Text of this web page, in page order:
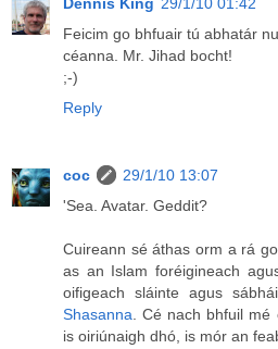
Feicim go bhfuair tú abhatár
céanna. Mr. Jihad bocht!
;-)
Reply
coc
29/1/10 13:07
'Sea. Avatar. Geddit?
Cuireann sé áthas orm a rá
as an Islam foréigineach
oifigeach sláinte agus
Shasanna . Cé nach bhfuil
is oiriúnaigh dhó, is mór an